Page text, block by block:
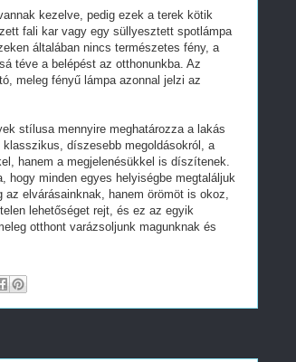
kezelve, pedig ezek a terek kötik
fali kar vagy egy süllyesztett spotlámpa
általában nincs természetes fény, a
téve a belépést az otthonunkba. Az
meleg fényű lámpa azonnal jelzi az
stílusa mennyire meghatározza a lakás
díszesebb megoldásokról, a
hanem a megjelenésükkel is díszítenek.
hogy minden egyes helyiségbe megtaláljuk
elvárásainknak, hanem örömöt is okoz,
lehetőséget rejt, és ez az egyik
otthont varázsoljunk magunknak és